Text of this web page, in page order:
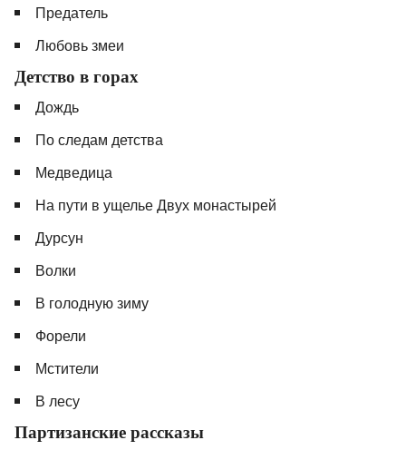
Предатель
Любовь змеи
Детство в горах
Дождь
По следам детства
Медведица
На пути в ущелье Двух монастырей
Дурсун
Волки
В голодную зиму
Форели
Мстители
В лесу
Партизанские рассказы